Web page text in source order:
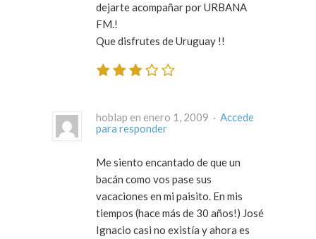
dejarte acompañar por URBANA
FM.!
Que disfrutes de Uruguay !!
hoblap en enero 1, 2009 · Accede
para responder
Me siento encantado de que un
bacán como vos pase sus
vacaciones en mi paisito. En mis
tiempos (hace más de 30 años!) José
Ignacio casi no existía y ahora es